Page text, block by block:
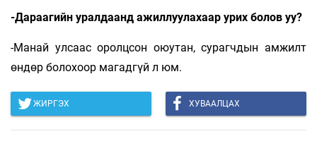
-Дараагийн уралдаанд ажиллуулахаар урих болов уу?
-Манай улсаас оролцсон оюутан, сурагчдын амжилт
өндөр болохоор магадгүй л юм.
ЖИРГЭХ ХУВААЛЦАХ